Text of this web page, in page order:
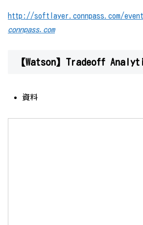
http://softlayer.connpass.com/
connpass.com
【Watson】Tradeoff
資料